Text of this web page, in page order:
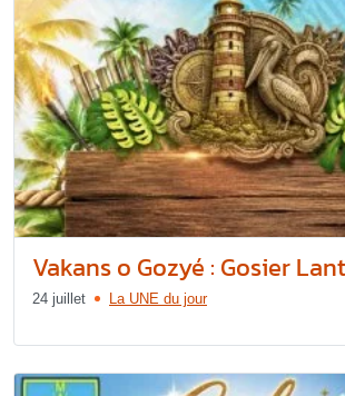
Vakans o Gozyé : Gosier
24 juillet La UNE du jour